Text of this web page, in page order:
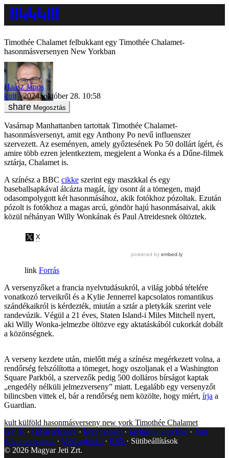
Timothée Chalamet felbukkant egy Timothée Chalamet-
hasonmásversenyen New Yorkban
Haász János
kult
2024. október 28. 10:58
Megosztás
Vasárnap Manhattanben tartottak Timothée Chalamet-
hasonmásversenyt, amit egy Anthony Po nevű influenszer
szervezett. Az eseményen, amely győztesének Po 50 dollárt ígért, és
amire több ezren jelentkeztem, megjelent a Wonka és a Dűne-filmek
sztárja, Chalamet is.
A színész a BBC cikke szerint egy maszkkal és egy
baseballsapkával álcázta magát, így osont át a tömegen, majd
odasompolygott két hasonmásához, akik fotókhoz pózoltak. Ezután
pózolt is fotókhoz a magas arcú, göndör hajú hasonmásaival, akik
közül néhányan Willy Wonkának és Paul Atreidesnek öltöztek.
Forrás
A versenyzőket a francia nyelvtudásukról, a világ jobbá tételére
vonatkozó terveikről és a Kylie Jennerrel kapcsolatos romantikus
szándékaikról is kérdezték, miután a sztár a pletykák szerint vele
randevúzik. Végül a 21 éves, Staten Island-i Miles Mitchell nyert,
aki Willy Wonka-jelmezbe öltözve egy aktatáskából cukorkát dobált
a közönségnek.
A verseny kezdete után, mielőtt még a színész megérkezett volna, a
rendőrség felszólította a tömeget, hogy oszoljanak el a Washington
Square Parkból, a szervezők pedig 500 dolláros bírságot kaptak
„engedély nélküli jelmezverseny” miatt. Legalább egy versenyzőt
bilincsben vittek el, bár a rendőrség nem közölte, hogy miért, írja a
Guardian.
kult külföld hasonmásverseny new york Timothée Chalamet
GYIK
Hibát jelentek Impresszum Javítások kezelése
Jogi
dokumentumok
Médiaajánlat RSS
Sütibeállítások
© 2026 Magyar Jeti Zrt.